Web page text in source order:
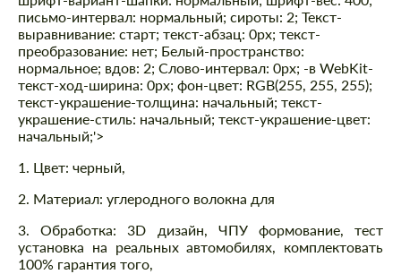
письмо-интервал: нормальный; сироты: 2; Текст-
выравнивание: старт; текст-абзац: 0px; текст-
преобразование: нет; Белый-пространство:
нормальное; вдов: 2; Слово-интервал: 0px; -в WebKit-
текст-ход-ширина: 0px; фон-цвет: RGB(255, 255, 255);
текст-украшение-толщина: начальный; текст-
украшение-стиль: начальный; текст-украшение-цвет:
начальный;'>
1. Цвет: черный,
2. Материал: углеродного волокна для
3. Обработка: 3D дизайн, ЧПУ формование, тест
установка на реальных автомобилях, комплектовать
100% гарантия того,